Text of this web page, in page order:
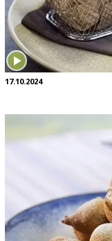
17.10.2024